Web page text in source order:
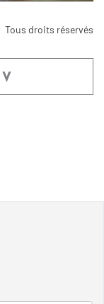
Tous droits réservés